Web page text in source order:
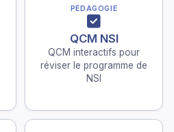
PÉDAGOGIE
QCM NSI
QCM interactifs pour
réviser le programme de
NSI